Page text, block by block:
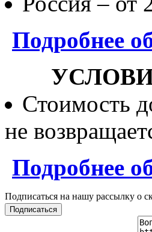
Подробнее
Стоимость
не
Подробнее
Подписаться на нашу рассылку о